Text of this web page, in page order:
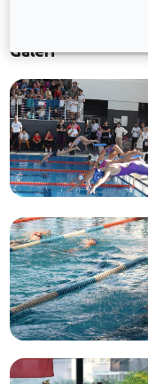
Galeri